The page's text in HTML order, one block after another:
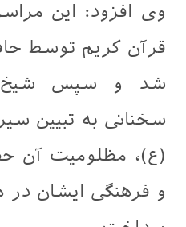
وی افزود: این
قرآن کریم توسط
شد و سپس شیخ
سخنانی به تبیین
(ع)، مظلومیت آن
و فرهنگی ایشان